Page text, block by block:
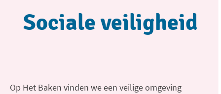
Sociale veiligheid
Op Het Baken vinden we een veilige omgeving